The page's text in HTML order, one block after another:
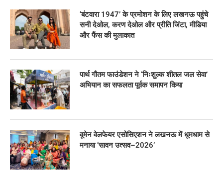
‘बंटवारा 1947’ के प्रमोशन के लिए लखनऊ पहुंचे
सनी देओल, करण देओल और प्रीति जिंटा, मीडिया
और फैंस की मुलाकात
पार्थ गौतम फाउंडेशन ने ‘निःशुल्क शीतल जल सेवा’
अभियान का सफलता पूर्वक समापन किया
वूमेन वेलफेयर एसोसिएशन ने लखनऊ में धूमधाम से
मनाया ‘सावन उत्सव–2026’